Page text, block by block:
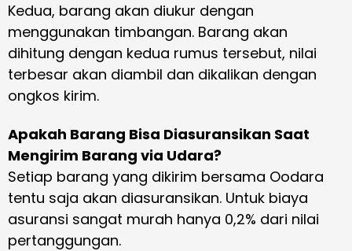
Kedua, barang akan diukur dengan
menggunakan timbangan. Barang akan
dihitung dengan kedua rumus tersebut, nilai
terbesar akan diambil dan dikalikan dengan
ongkos kirim.
Apakah Barang Bisa Diasuransikan Saat
Mengirim Barang via Udara?
Setiap barang yang dikirim bersama Oodara
tentu saja akan diasuransikan. Untuk biaya
asuransi sangat murah hanya 0,2% dari nilai
pertanggungan.